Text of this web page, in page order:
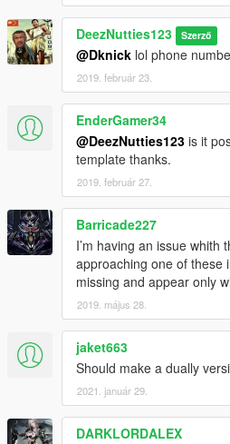
DeezNutties123 Szerző
@Dknick lol phone
2019. február 23.
EnderGamer34
@DeezNutties123 is it
template thanks.
2019. február 27.
Barricade227
I’m having an issue whith
approaching one of these
missing and appear only
2019. május 28.
jaket663
Should make a dually
2021. január 29.
DARKLORDALEX